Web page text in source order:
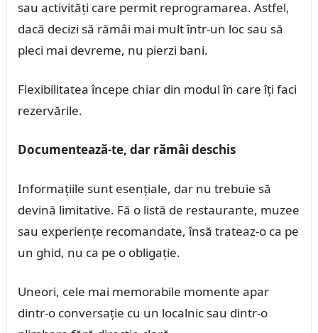
sau activități care permit reprogramarea. Astfel,
dacă decizi să rămâi mai mult într-un loc sau să
pleci mai devreme, nu pierzi bani.
Flexibilitatea începe chiar din modul în care îți faci
rezervările.
Documentează-te, dar rămâi deschis
Informațiile sunt esențiale, dar nu trebuie să
devină limitative. Fă o listă de restaurante, muzee
sau experiențe recomandate, însă trateaz-o ca pe
un ghid, nu ca pe o obligație.
Uneori, cele mai memorabile momente apar
dintr-o conversație cu un localnic sau dintr-o